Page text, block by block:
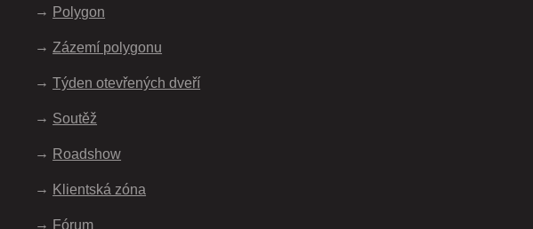
Polygon
Zázemí polygonu
Týden otevřených dveří
Soutěž
Roadshow
Klientská zóna
Fórum